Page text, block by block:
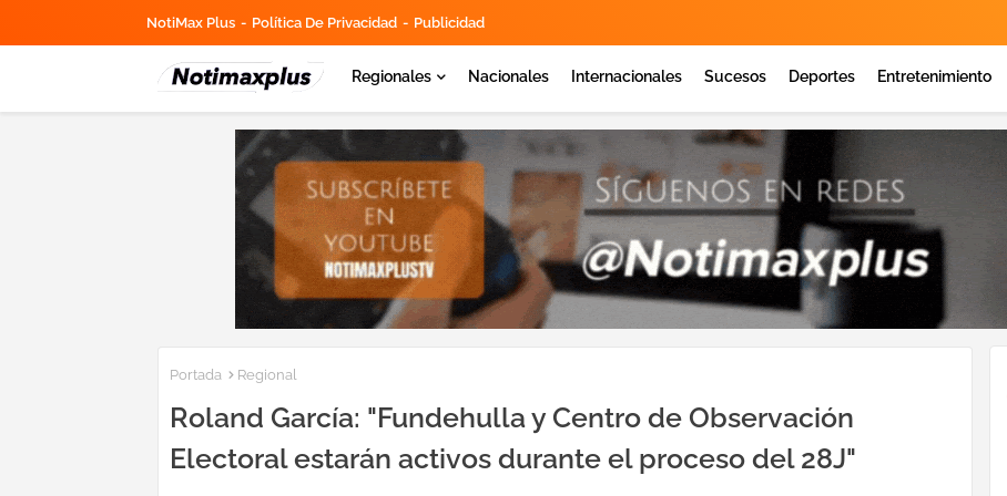
NotiMax Plus Política De Privacidad Publicidad
Regionales Nacionales Internacionales Sucesos Deportes Entretenimiento
Portada Regional
Roland García: "Fundehulla y Centro de Observación
Electoral estarán activos durante el proceso del 28J"